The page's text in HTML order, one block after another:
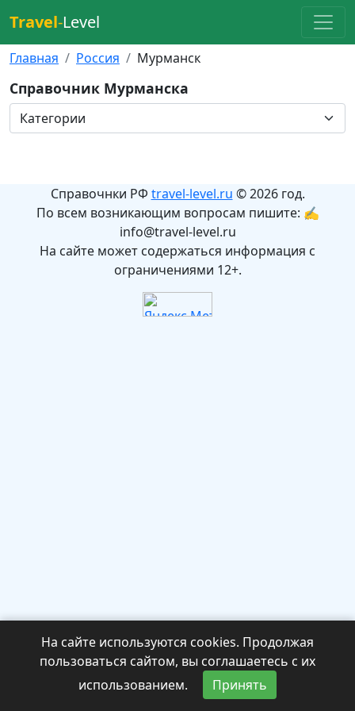
Travel-Level
Главная Россия Мурманск
Справочник Мурманска
Справочнки РФ travel-level.ru © 2026 год.
По всем возникающим вопросам пишите: ✍
info@travel-level.ru
На сайте может содержаться информация с
ограничениями 12+.
На сайте используются cookies. Продолжая
пользоваться сайтом, вы соглашаетесь с их
использованием.
Принять